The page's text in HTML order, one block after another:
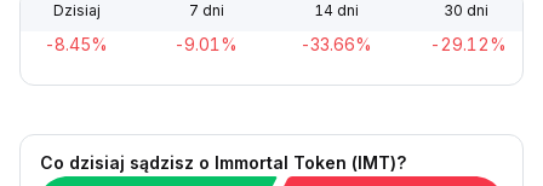
Dzisiaj 7 dni 14 dni 30 dni
-8.45% -9.01% -33.66% -29.12%
Co dzisiaj sądzisz o Immortal Token (IMT)?